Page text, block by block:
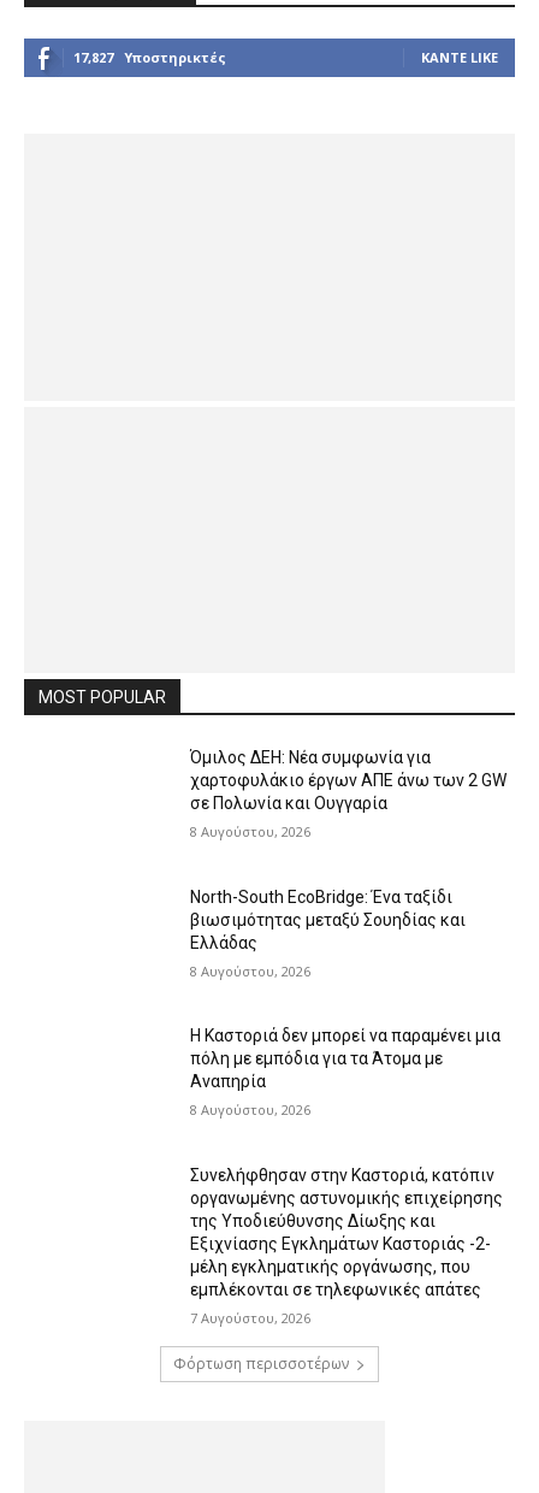
17,827 Υποστηρικτές ΚΆΝΤΕ LIKE
MOST POPULAR
Όμιλος ΔΕΗ: Νέα συμφωνία για
χαρτοφυλάκιο έργων ΑΠΕ άνω των 2 GW
σε Πολωνία και Ουγγαρία
8 Αυγούστου, 2026
North-South EcoBridge: Ένα ταξίδι
βιωσιμότητας μεταξύ Σουηδίας και
Ελλάδας
8 Αυγούστου, 2026
Η Καστοριά δεν μπορεί να παραμένει μια
πόλη με εμπόδια για τα Άτομα με
Αναπηρία
8 Αυγούστου, 2026
Συνελήφθησαν στην Καστοριά, κατόπιν
οργανωμένης αστυνομικής επιχείρησης
της Υποδιεύθυνσης Δίωξης και
Εξιχνίασης Εγκλημάτων Καστοριάς -2-
μέλη εγκληματικής οργάνωσης, που
εμπλέκονται σε τηλεφωνικές απάτες
7 Αυγούστου, 2026
Φόρτωση περισσοτέρων